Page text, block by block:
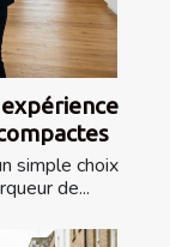
simple choix
de...